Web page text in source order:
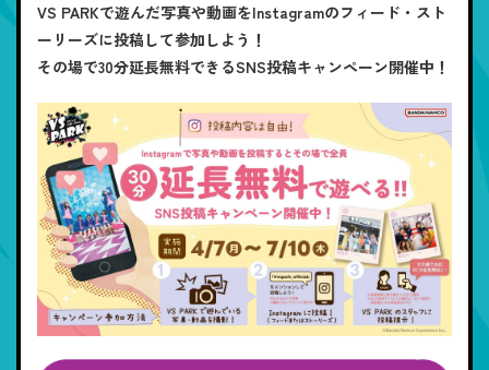
VS PARKで遊んだ写真や動画をInstagramのフィード・スト
ーリーズに投稿して参加しよう！
その場で30分延長無料できるSNS投稿キャンペーン開催中！